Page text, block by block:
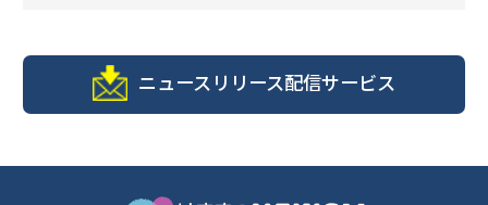
ニュースリリース配信サービス